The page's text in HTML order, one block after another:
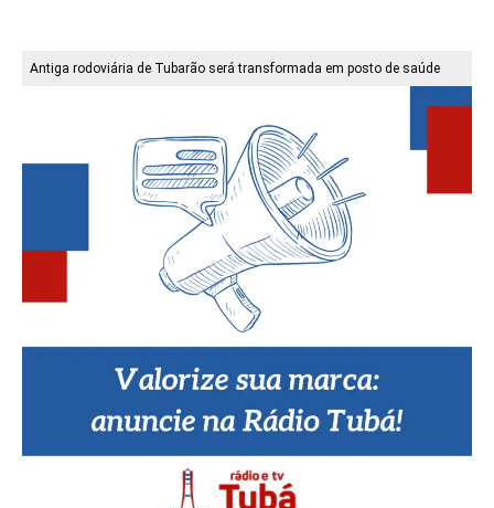
Antiga rodoviária de Tubarão será transformada em posto de saúde